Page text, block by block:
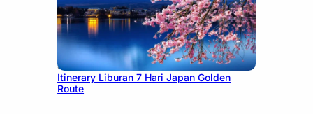
July 7, 2026
Itinerary Liburan 7 Hari Japan Golden
Route